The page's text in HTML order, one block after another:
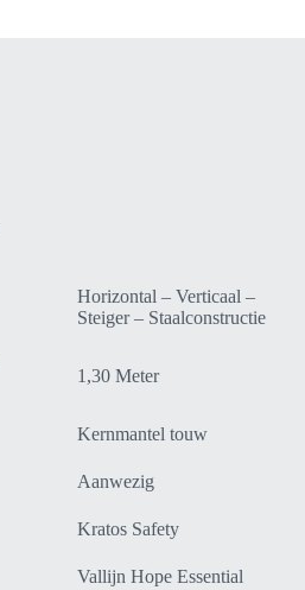
Horizontal – Verticaal –
Steiger – Staalconstructie
1,30 Meter
Kernmantel touw
Aanwezig
Kratos Safety
Vallijn Hope Essential